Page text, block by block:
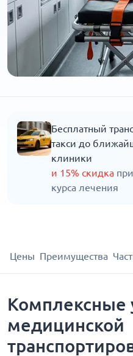
Бесплатный
такси до
клиники
и 15% скидка
курса лечения
Цены Преимущества
Комплексные
медицинской